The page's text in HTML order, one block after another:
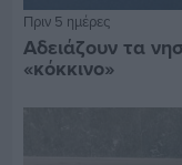
Πριν 5 ημέρες
Αδειάζουν τα
«κόκκινο»